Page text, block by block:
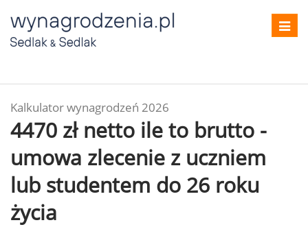
Kalkulator wynagrodzeń 2026
4470 zł netto ile to brutto -
umowa zlecenie z uczniem
lub studentem do 26 roku
życia